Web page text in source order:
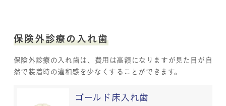
保険外診療の入れ歯
保険外診療の入れ歯は、費用は高額になりますが見た目が自
然で装着時の違和感を少なくすることができます。
ゴールド床入れ歯